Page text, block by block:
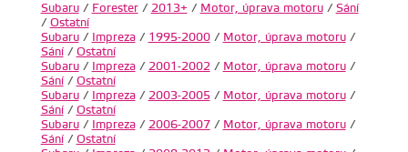
Subaru/ Forester/ 2013+ / Motor, úprava motoru/ Sání
/ Ostatní
Subaru/ Impreza/ 1995-2000/ Motor, úprava motoru/
Sání/ Ostatní
Subaru/ Impreza/ 2001-2002 / Motor, úprava motoru/
Sání/ Ostatní
Subaru/ Impreza/ 2003-2005/ Motor, úprava motoru/
Sání/ Ostatní
Subaru/ Impreza/ 2006-2007/ Motor, úprava motoru/
Sání/ Ostatní